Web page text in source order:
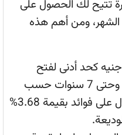
تتيح لك الحصول على
في الشهر، ومن أهم هذه
ودائع بنكية بقيمة 1000 جنيه كحد أدنى لفتح
الوديعة، وتستمر من سنة وحتى 7 سنوات حسب
إختيارك وتتيح لك الحصول على فوائد بقيمة 3.68%